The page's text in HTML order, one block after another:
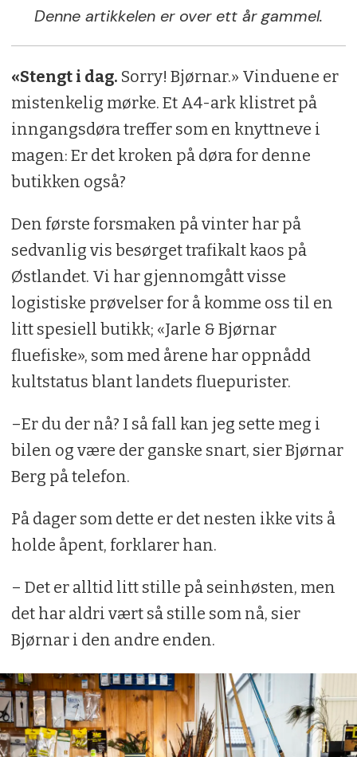
Denne artikkelen er over ett år gammel.
«Stengt i dag. Sorry! Bjørnar.» Vinduene er
mistenkelig mørke. Et A4-ark klistret på
inngangsdøra treffer som en knyttneve i
magen: Er det kroken på døra for denne
butikken også?
Den første forsmaken på vinter har på
sedvanlig vis besørget trafikalt kaos på
Østlandet. Vi har gjennomgått visse
logistiske prøvelser for å komme oss til en
litt spesiell butikk; «Jarle & Bjørnar
fluefiske», som med årene har oppnådd
kultstatus blant landets fluepurister.
–Er du der nå? I så fall kan jeg sette meg i
bilen og være der ganske snart, sier Bjørnar
Berg på telefon.
På dager som dette er det nesten ikke vits å
holde åpent, forklarer han.
– Det er alltid litt stille på seinhøsten, men
det har aldri vært så stille som nå, sier
Bjørnar i den andre enden.